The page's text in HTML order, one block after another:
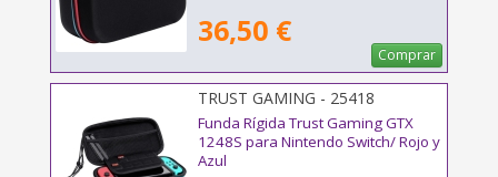
36,50 €
Comprar
TRUST GAMING - 25418
Funda Rígida Trust Gaming GTX
1248S para Nintendo Switch/ Rojo y
Azul